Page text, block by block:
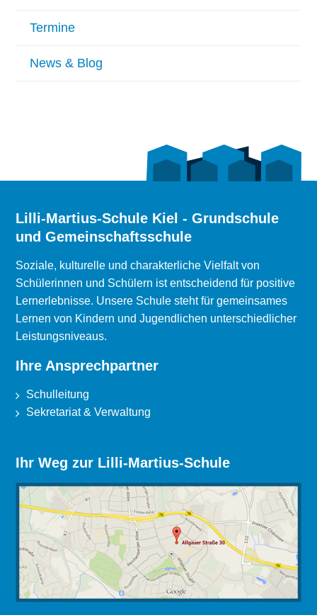
Termine
News & Blog
Lilli-Martius-Schule Kiel - Grundschule
und Gemeinschaftsschule
Soziale, kulturelle und charakterliche Vielfalt von
Schülerinnen und Schülern ist entscheidend für positive
Lernerlebnisse. Unsere Schule steht für gemeinsames
Lernen von Kindern und Jugendlichen unterschiedlicher
Leistungsniveaus.
Ihre Ansprechpartner
Schulleitung
Sekretariat & Verwaltung
Ihr Weg zur Lilli-Martius-Schule